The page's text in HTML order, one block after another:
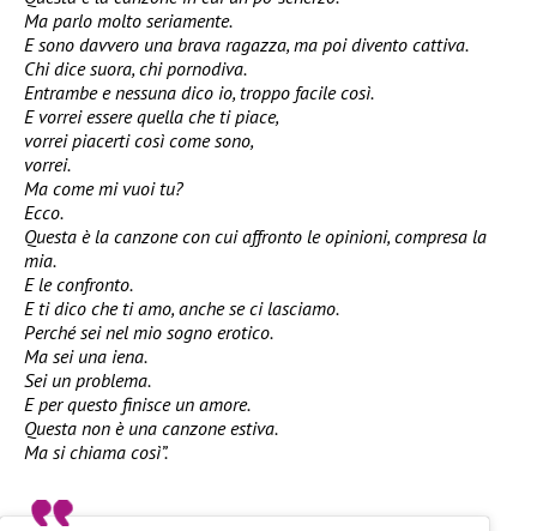
Ma parlo molto seriamente.
E sono davvero una brava ragazza, ma poi divento cattiva.
Chi dice suora, chi pornodiva.
Entrambe e nessuna dico io, troppo facile così.
E vorrei essere quella che ti piace,
vorrei piacerti così come sono,
vorrei.
Ma come mi vuoi tu?
Ecco.
Questa è la canzone con cui affronto le opinioni, compresa la
mia.
E le confronto.
E ti dico che ti amo, anche se ci lasciamo.
Perché sei nel mio sogno erotico.
Ma sei una iena.
Sei un problema.
E per questo finisce un amore.
Questa non è una canzone estiva.
Ma si chiama così”.